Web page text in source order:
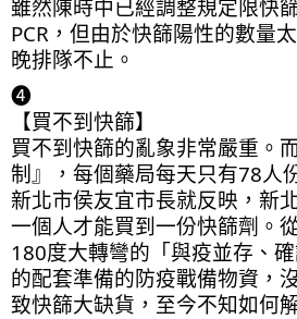
雖然陳時中已經調整規定限快
PCR，但由於快篩陽性的數量
晚排隊不止。
❹
【買不到快篩】
買不到快篩的亂象非常嚴重。
制』，每個藥局每天只有78人
新北市侯友宜市長就反映，新
一個人才能買到一份快篩劑。
180度大轉彎的「與疫並存、
的配套準備的防疫戰備物資，
致快篩大缺貨，至今不知如何